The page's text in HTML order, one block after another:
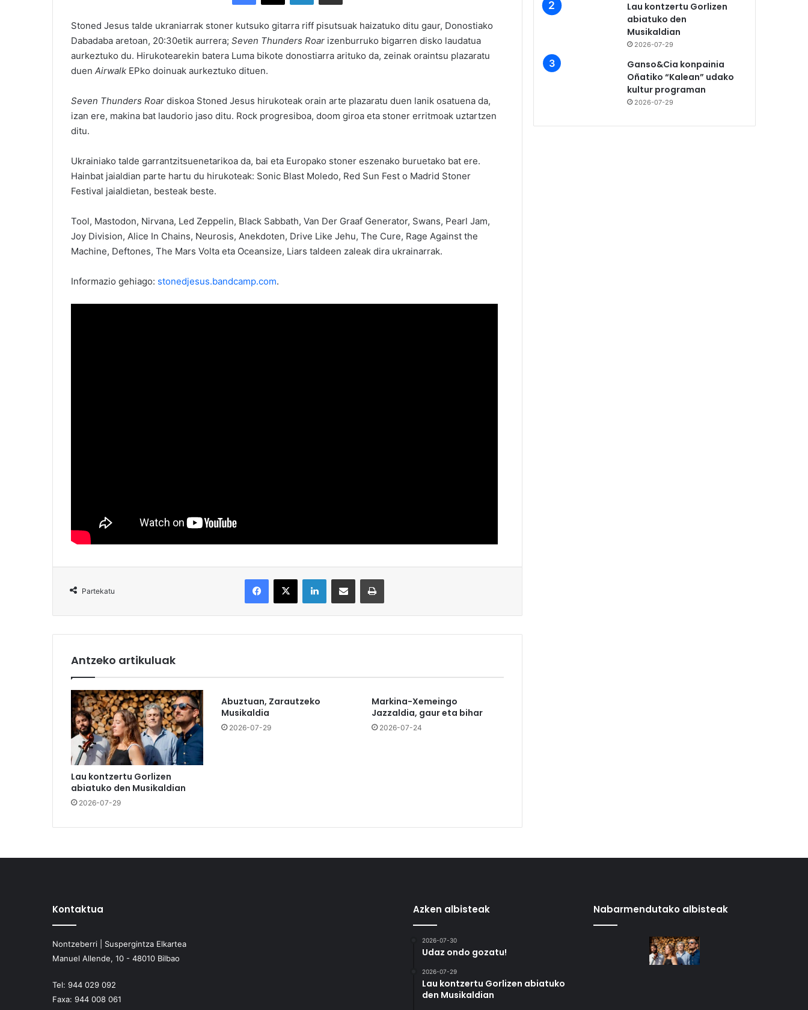
Stoned Jesus talde ukraniarrak stoner kutsuko gitarra riff pisutsuak haizatuko ditu gaur, Donostiako
Dabadaba aretoan, 20:30etik aurrera; Seven Thunders Roar izenburruko bigarren disko laudatua
aurkeztuko du. Hirukotearekin batera Luma bikote donostiarra arituko da, zeinak oraintsu plazaratu
duen Airwalk EPko doinuak aurkeztuko dituen.
Seven Thunders Roar diskoa Stoned Jesus hirukoteak orain arte plazaratu duen lanik osatuena da,
izan ere, makina bat laudorio jaso ditu. Rock progresiboa, doom giroa eta stoner erritmoak uztartzen
ditu.
Ukrainiako talde garrantzitsuenetarikoa da, bai eta Europako stoner eszenako buruetako bat ere.
Hainbat jaialdian parte hartu du hirukoteak: Sonic Blast Moledo, Red Sun Fest o Madrid Stoner
Festival jaialdietan, besteak beste.
Tool, Mastodon, Nirvana, Led Zeppelin, Black Sabbath, Van Der Graaf Generator, Swans, Pearl Jam,
Joy Division, Alice In Chains, Neurosis, Anekdoten, Drive Like Jehu, The Cure, Rage Against the
Machine, Deftones, The Mars Volta eta Oceansize, Liars taldeen zaleak dira ukrainarrak.
Informazio gehiago: stonedjesus.bandcamp.com.
Partekatu
Antzeko artikuluak
Lau kontzertu Gorlizen
abiatuko den Musikaldian
2026-07-29
Abuztuan, Zarautzeko
Musikaldia
2026-07-29
Markina-Xemeingo
Jazzaldia, gaur eta bihar
2026-07-24
Lau kontzertu Gorlizen
abiatuko den
Musikaldian
2026-07-29
Ganso&Cia konpainia
Oñatiko “Kalean” udako
kultur programan
2026-07-29
Kontaktua
Nontzeberri | Suspergintza Elkartea
Manuel Allende, 10 - 48010 Bilbao
Tel: 944 029 092
Faxa: 944 008 061
Azken albisteak
2026-07-30
Udaz ondo gozatu!
2026-07-29
Lau kontzertu Gorlizen abiatuko
den Musikaldian
Nabarmendutako albisteak